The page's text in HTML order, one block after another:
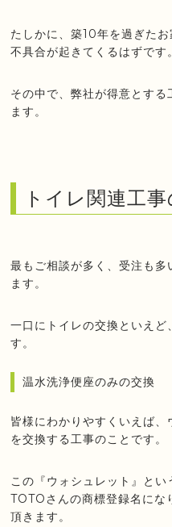
たしかに、築10年を過ぎた
不具合が起きてくるはずです。
その中で、弊社が得意とす
ます。
トイレ関連工
最もご相談が多く、受注も多
ます。
一口にトイレの交換といえ
す。
温水洗浄便座のみの交換
皆様にわかりやすくいえば
を交換する工事のことです。
この『ウォシュレット』と
TOTOさんの商標登録名にな
頂きます。